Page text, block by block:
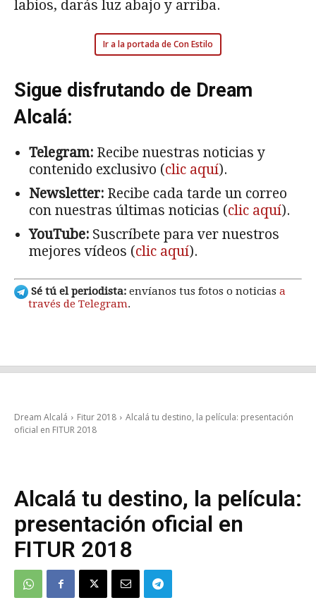
labios, darás luz abajo y arriba.
Ir a la portada de Con Estilo
Sigue disfrutando de Dream
Alcalá:
Telegram: Recibe nuestras noticias y
contenido exclusivo (clic aquí).
Newsletter: Recibe cada tarde un correo
con nuestras últimas noticias (clic aquí).
YouTube: Suscríbete para ver nuestros
mejores vídeos (clic aquí).
Sé tú el periodista: envíanos tus fotos o noticias a
través de Telegram.